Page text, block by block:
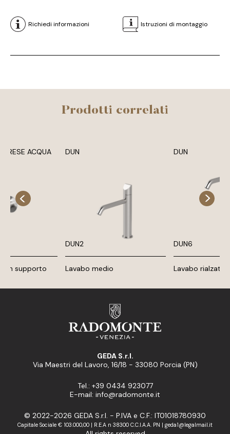
Richiedi informazioni Istruzioni di montaggio
Prodotti correlati
PRESE ACQUA
supporto
DUN
DUN2
Lavabo medio
DUN
DUN6
Lavabo rialzato
GEDA S.r.l.
Via Maestri del Lavoro, 16/18 - 33080 Porcia (PN)
Tel.: +39 0434 923077
E-mail: info@radomonte.it
© 2022-2026 GEDA S.r.l. - P.IVA e C.F.: IT01018780930
Capitale Sociale € 103.000,00 | R.E.A n 38300 C.C.I.A.A. PN | geda1@legalmail.it